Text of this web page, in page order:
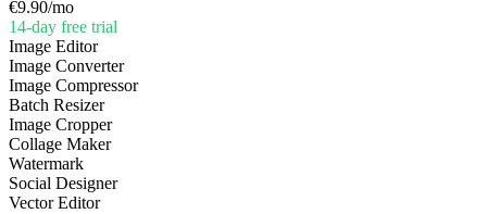
€9.90/mo
14-day free trial
Image Editor
Image Converter
Image Compressor
Batch Resizer
Image Cropper
Collage Maker
Watermark
Social Designer
Vector Editor